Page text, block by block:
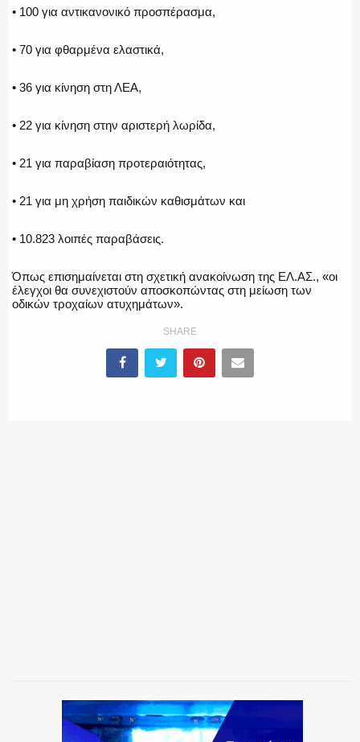
ΟΜΑΔΕΣ ΕΛ.ΑΣ.
• 100 για αντικανονικό προσπέρασμα,
• 70 για φθαρμένα ελαστικά,
• 36 για κίνηση στη ΛΕΑ,
• 22 για κίνηση στην αριστερή λωρίδα,
• 21 για παραβίαση προτεραιότητας,
• 21 για μη χρήση παιδικών καθισμάτων και
• 10.823 λοιπές παραβάσεις.
Όπως επισημαίνεται στη σχετική ανακοίνωση της ΕΛ.ΑΣ., «οι
έλεγχοι θα συνεχιστούν αποσκοπώντας στη μείωση των
οδικών τροχαίων ατυχημάτων».
SHARE